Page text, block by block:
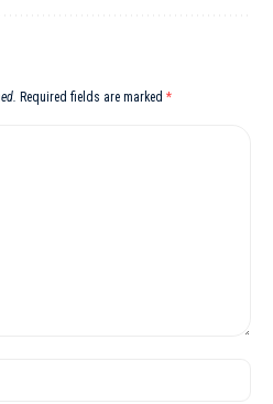
Required fields are marked *